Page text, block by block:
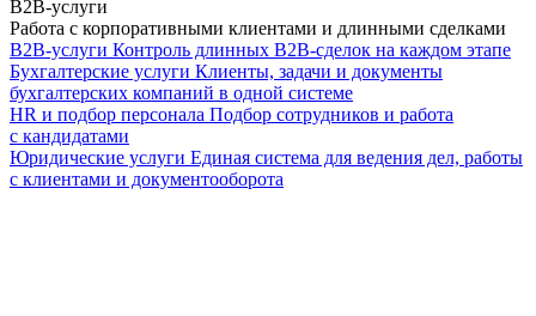
B2B-услуги
Работа с корпоративными клиентами и длинными сделками
B2B-услуги Контроль длинных B2B-сделок на каждом этапе
Бухгалтерские услуги Клиенты, задачи и документы
бухгалтерских компаний в одной системе
HR и подбор персонала Подбор сотрудников и работа
с кандидатами
Юридические услуги Единая система для ведения дел, работы
с клиентами и документооборота